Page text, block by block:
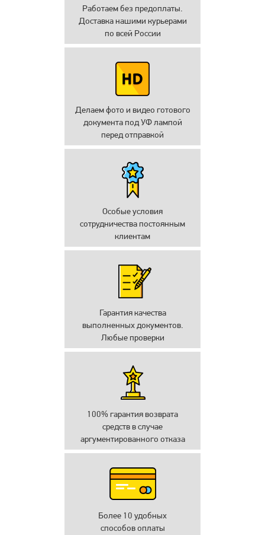
Работаем без предоплаты.
Доставка нашими курьерами
по всей России
Делаем фото и видео готового
документа под УФ лампой
перед отправкой
Особые условия
сотрудничества постоянным
клиентам
Гарантия качества
выполненных документов.
Любые проверки
100% гарантия возврата
средств в случае
аргументированного отказа
Более 10 удобных
способов оплаты